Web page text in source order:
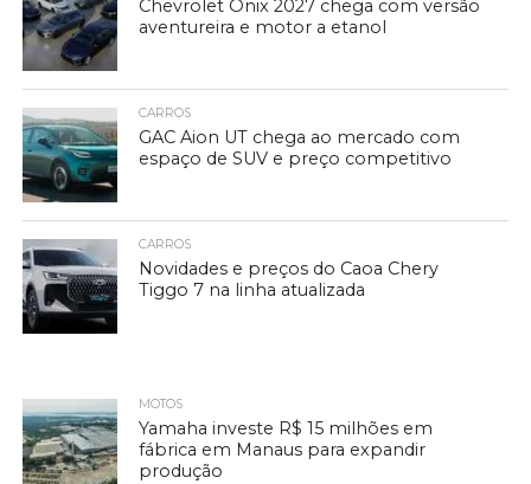
Chevrolet Onix 2027 chega com versão
aventureira e motor a etanol
CARROS
GAC Aion UT chega ao mercado com
espaço de SUV e preço competitivo
CARROS
Novidades e preços do Caoa Chery
Tiggo 7 na linha atualizada
MOTOS
Yamaha investe R$ 15 milhões em
fábrica em Manaus para expandir
produção